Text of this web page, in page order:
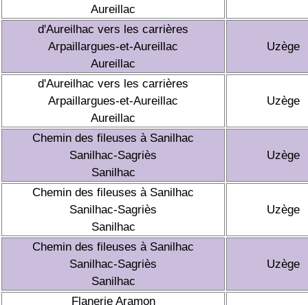
Aureillac
d'Aureilhac vers les carrières
Arpaillargues-et-Aureillac
Aureillac
Uzège
d'Aureilhac vers les carrières
Arpaillargues-et-Aureillac
Aureillac
Uzège
Chemin des fileuses à Sanilhac
Sanilhac-Sagriès
Sanilhac
Uzège
Chemin des fileuses à Sanilhac
Sanilhac-Sagriès
Sanilhac
Uzège
Chemin des fileuses à Sanilhac
Sanilhac-Sagriès
Sanilhac
Uzège
Flanerie Aramon